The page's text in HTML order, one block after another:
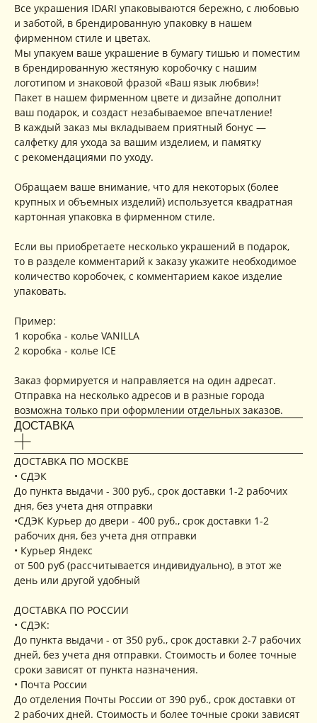
Все украшения IDARI упаковываются бережно, с любовью
и заботой, в брендированную упаковку в нашем
фирменном стиле и цветах.
Мы упакуем ваше украшение в бумагу тишью и поместим
в брендированную жестяную коробочку с нашим
логотипом и знаковой фразой «Ваш язык любви»!
Пакет в нашем фирменном цвете и дизайне дополнит
ваш подарок, и создаст незабываемое впечатление!
В каждый заказ мы вкладываем приятный бонус —
салфетку для ухода за вашим изделием, и памятку
с рекомендациями по уходу.
Обращаем ваше внимание, что для некоторых (более
крупных и объемных изделий) используется квадратная
картонная упаковка в фирменном стиле.
Если вы приобретаете несколько украшений в подарок,
то в разделе комментарий к заказу укажите необходимое
количество коробочек, с комментарием какое изделие
упаковать.
Пример:
1 коробка - колье VANILLA
2 коробка - колье ICE
Заказ формируется и направляется на один адресат.
Отправка на несколько адресов и в разные города
возможна только при оформлении отдельных заказов.
ДОСТАВКА
ДОСТАВКА ПО МОСКВЕ
• СДЭК
До пункта выдачи - 300 руб., срок доставки 1-2 рабочих
дня, без учета дня отправки
•СДЭК Курьер до двери - 400 руб., срок доставки 1-2
рабочих дня, без учета дня отправки
• Курьер Яндекс
от 500 руб (рассчитывается индивидуально), в этот же
день или другой удобный
ДОСТАВКА ПО РОССИИ
• СДЭК:
До пункта выдачи - от 350 руб., срок доставки 2-7 рабочих
дней, без учета дня отправки. Стоимость и более точные
сроки зависят от пункта назначения.
• Почта России
До отделения Почты России от 390 руб., срок доставки от
2 рабочих дней. Стоимость и более точные сроки зависят